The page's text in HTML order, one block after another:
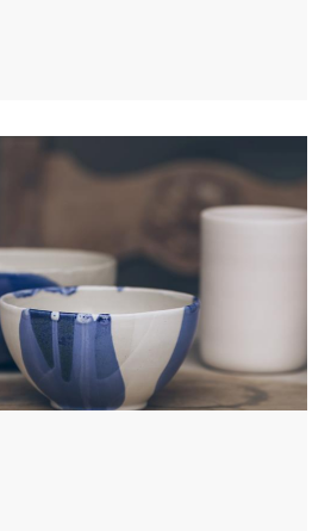
en grès cuites à haute température,
et émaillées à la main dans mon
ce qui confère à chaque